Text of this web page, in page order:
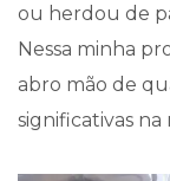
ou herdou de
Nessa minha
abro mão de
significativas na